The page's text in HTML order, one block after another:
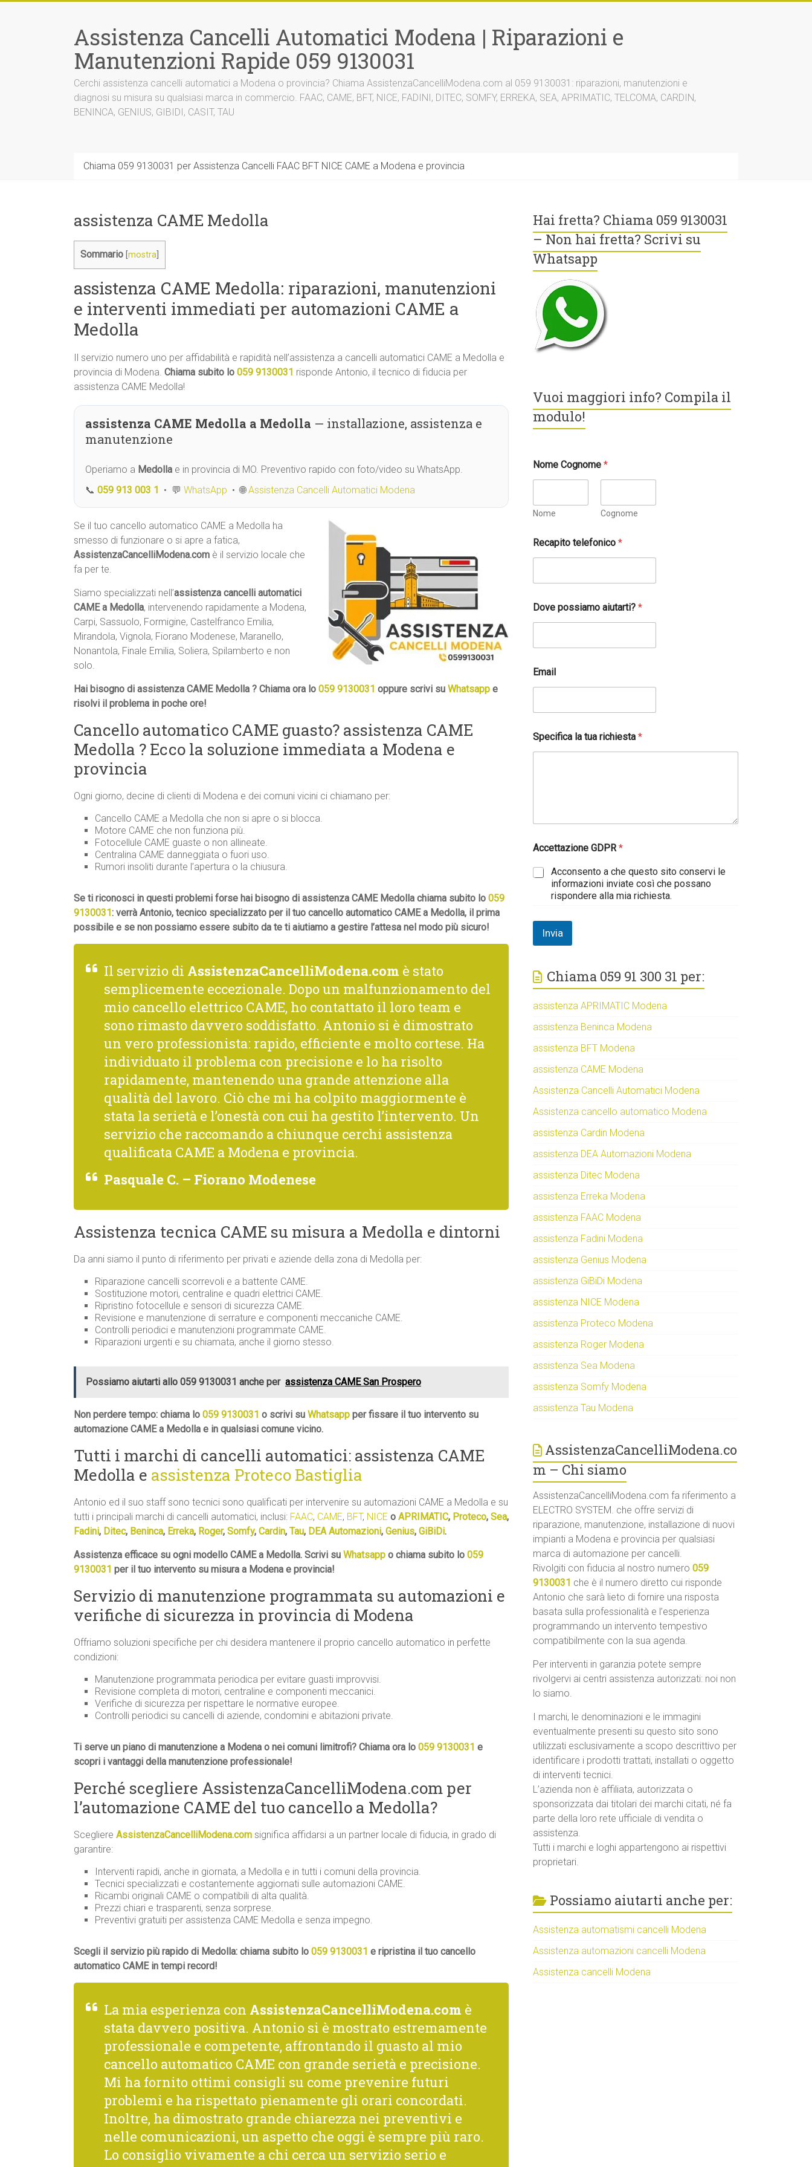
Assistenza Cancelli Automatici Modena | Riparazioni e
Manutenzioni Rapide 059 9130031
Cerchi assistenza cancelli automatici a Modena o provincia? Chiama AssistenzaCancelliModena.com al 059 9130031: riparazioni, manutenzioni e
diagnosi su misura su qualsiasi marca in commercio. FAAC, CAME, BFT, NICE, FADINI, DITEC, SOMFY, ERREKA, SEA, APRIMATIC, TELCOMA, CARDIN,
BENINCA, GENIUS, GIBIDI, CASIT, TAU
Chiama 059 9130031 per Assistenza Cancelli FAAC BFT NICE CAME a Modena e provincia
assistenza CAME Medolla
Sommario mostra
assistenza CAME Medolla: riparazioni, manutenzioni
e interventi immediati per automazioni CAME a
Medolla
Il servizio numero uno per affidabilità e rapidità nell’assistenza a cancelli automatici CAME a Medolla e
provincia di Modena. Chiama subito lo 059 9130031 risponde Antonio, il tecnico di fiducia per
assistenza CAME Medolla!
assistenza CAME Medolla a Medolla — installazione, assistenza e
manutenzione
Operiamo a Medolla e in provincia di MO. Preventivo rapido con foto/video su WhatsApp.
📞 059 913 003 1 • 💬 WhatsApp • 🌐Assistenza Cancelli Automatici Modena
Se il tuo cancello automatico CAME a Medolla ha
smesso di funzionare o si apre a fatica,
AssistenzaCancelliModena.com è il servizio locale che
fa per te.
Siamo specializzati nell’assistenza cancelli automatici
CAME a Medolla, intervenendo rapidamente a Modena,
Carpi, Sassuolo, Formigine, Castelfranco Emilia,
Mirandola, Vignola, Fiorano Modenese, Maranello,
Nonantola, Finale Emilia, Soliera, Spilamberto e non
solo.
Hai bisogno di assistenza CAME Medolla ? Chiama ora lo 059 9130031 oppure scrivi su Whatsapp e
risolvi il problema in poche ore!
Cancello automatico CAME guasto? assistenza CAME
Medolla ? Ecco la soluzione immediata a Modena e
provincia
Ogni giorno, decine di clienti di Modena e dei comuni vicini ci chiamano per:
Cancello CAME a Medolla che non si apre o si blocca.
Motore CAME che non funziona più.
Fotocellule CAME guaste o non allineate.
Centralina CAME danneggiata o fuori uso.
Rumori insoliti durante l’apertura o la chiusura.
Se ti riconosci in questi problemi forse hai bisogno di assistenza CAME Medolla chiama subito lo 059
9130031 : verrà Antonio, tecnico specializzato per il tuo cancello automatico CAME a Medolla, il prima
possibile e se non possiamo essere subito da te ti aiutiamo a gestire l’attesa nel modo più sicuro!
Il servizio di AssistenzaCancelliModena.com è stato
semplicemente eccezionale. Dopo un malfunzionamento del
mio cancello elettrico CAME, ho contattato il loro team e
sono rimasto davvero soddisfatto. Antonio si è dimostrato
un vero professionista: rapido, efficiente e molto cortese. Ha
individuato il problema con precisione e lo ha risolto
rapidamente, mantenendo una grande attenzione alla
qualità del lavoro. Ciò che mi ha colpito maggiormente è
stata la serietà e l’onestà con cui ha gestito l’intervento. Un
servizio che raccomando a chiunque cerchi assistenza
qualificata CAME a Modena e provincia.
Pasquale C. – Fiorano Modenese
Assistenza tecnica CAME su misura a Medolla e dintorni
Da anni siamo il punto di riferimento per privati e aziende della zona di Medolla per:
Riparazione cancelli scorrevoli e a battente CAME.
Sostituzione motori, centraline e quadri elettrici CAME.
Ripristino fotocellule e sensori di sicurezza CAME.
Revisione e manutenzione di serrature e componenti meccaniche CAME.
Controlli periodici e manutenzioni programmate CAME.
Riparazioni urgenti e su chiamata, anche il giorno stesso.
Possiamo aiutarti allo 059 9130031 anche per assistenza CAME San Prospero
Non perdere tempo: chiama lo 059 9130031 o scrivi su Whatsapp per fissare il tuo intervento su
automazione CAME a Medolla e in qualsiasi comune vicino.
Tutti i marchi di cancelli automatici: assistenza CAME
Medolla e assistenza Proteco Bastiglia
Antonio ed il suo staff sono tecnici sono qualificati per intervenire su automazioni CAME a Medolla e su
tutti i principali marchi di cancelli automatici, inclusi: FAAC, CAME, BFT, NICE o APRIMATIC, Proteco, Sea,
Fadini, Ditec, Beninca, Erreka, Roger, Somfy, Cardin, Tau, DEA Automazioni, Genius, GiBiDi.
Assistenza efficace su ogni modello CAME a Medolla. Scrivi su Whatsapp o chiama subito lo 059
9130031 per il tuo intervento su misura a Modena e provincia!
Servizio di manutenzione programmata su automazioni e
verifiche di sicurezza in provincia di Modena
Offriamo soluzioni specifiche per chi desidera mantenere il proprio cancello automatico in perfette
condizioni:
Manutenzione programmata periodica per evitare guasti improvvisi.
Revisione completa di motori, centraline e componenti meccanici.
Verifiche di sicurezza per rispettare le normative europee.
Controlli periodici su cancelli di aziende, condomini e abitazioni private.
Ti serve un piano di manutenzione a Modena o nei comuni limitrofi? Chiama ora lo 059 9130031 e
scopri i vantaggi della manutenzione professionale!
Perché scegliere AssistenzaCancelliModena.com per
l’automazione CAME del tuo cancello a Medolla?
Scegliere AssistenzaCancelliModena.com significa affidarsi a un partner locale di fiducia, in grado di
garantire:
Interventi rapidi, anche in giornata, a Medolla e in tutti i comuni della provincia.
Tecnici specializzati e costantemente aggiornati sulle automazioni CAME.
Ricambi originali CAME o compatibili di alta qualità.
Prezzi chiari e trasparenti, senza sorprese.
Preventivi gratuiti per assistenza CAME Medolla e senza impegno.
Scegli il servizio più rapido di Medolla: chiama subito lo 059 9130031 e ripristina il tuo cancello
automatico CAME in tempi record!
La mia esperienza con AssistenzaCancelliModena.com è
stata davvero positiva. Antonio si è mostrato estremamente
professionale e competente, affrontando il guasto al mio
cancello automatico CAME con grande serietà e precisione.
Mi ha fornito ottimi consigli su come prevenire futuri
problemi e ha rispettato pienamente gli orari concordati.
Inoltre, ha dimostrato grande chiarezza nei preventivi e
nelle comunicazioni, un aspetto che oggi è sempre più raro.
Lo consiglio vivamente a chi cerca un servizio serio e
Hai fretta? Chiama 059 9130031
– Non hai fretta? Scrivi su
Whatsapp
Vuoi maggiori info? Compila il
modulo!
m
a
l
C
g
n
o
e
u
Nome Cognome*
Nome Cognome
Recapito telefonico*
Dove possiamo aiutarti?*
Email
Specifica la tua richiesta*
Accettazione GDPR*
Acconsento a che questo sito conservi le
informazioni inviate così che possano
rispondere alla mia richiesta.
Invia
Chiama 059 91 300 31 per:
assistenza APRIMATIC Modena
assistenza Beninca Modena
assistenza BFT Modena
assistenza CAME Modena
Assistenza Cancelli Automatici Modena
Assistenza cancello automatico Modena
assistenza Cardin Modena
assistenza DEA Automazioni Modena
assistenza Ditec Modena
assistenza Erreka Modena
assistenza FAAC Modena
assistenza Fadini Modena
assistenza Genius Modena
assistenza GiBiDi Modena
assistenza NICE Modena
assistenza Proteco Modena
assistenza Roger Modena
assistenza Sea Modena
assistenza Somfy Modena
assistenza Tau Modena
AssistenzaCancelliModena.co
m – Chi siamo
AssistenzaCancelliModena.com fa riferimento a
ELECTRO SYSTEM. che offre servizi di
riparazione, manutenzione, installazione di nuovi
impianti a Modena e provincia per qualsiasi
marca di automazione per cancelli.
Rivolgiti con fiducia al nostro numero059
9130031 che è il numero diretto cui risponde
Antonio che sarà lieto di fornire una risposta
basata sulla professionalità e l’esperienza
programmando un intervento tempestivo
compatibilmente con la sua agenda.
Per interventi in garanzia potete sempre
rivolgervi ai centri assistenza autorizzati: noi non
lo siamo.
I marchi, le denominazioni e le immagini
eventualmente presenti su questo sito sono
utilizzati esclusivamente a scopo descrittivo per
identificare i prodotti trattati, installati o oggetto
di interventi tecnici.
L’azienda non è affiliata, autorizzata o
sponsorizzata dai titolari dei marchi citati, né fa
parte della loro rete ufficiale di vendita o
assistenza.
Tutti i marchi e loghi appartengono ai rispettivi
proprietari.
Possiamo aiutarti anche per:
Assistenza automatismi cancelli Modena
Assistenza automazioni cancelli Modena
Assistenza cancelli Modena